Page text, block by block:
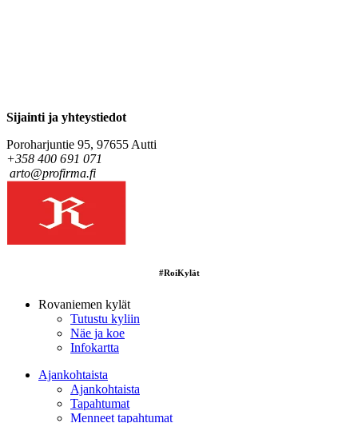
Sijainti ja yhteystiedot
Poroharjuntie 95, 97655 Autti
+358 400 691 071
arto@profirma.fi
#RoiKylät
Rovaniemen kylät
Tutustu kyliin
Näe ja koe
Infokartta
Ajankohtaista
Ajankohtaista
Tapahtumat
Menneet tapahtumat